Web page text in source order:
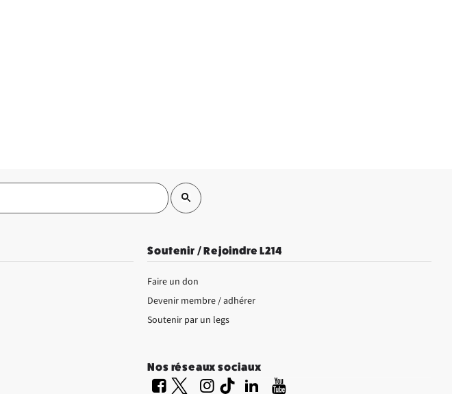
Soutenir / Rejoindre L214
Faire un don
Devenir membre / adhérer
Soutenir par un legs
Nos réseaux sociaux